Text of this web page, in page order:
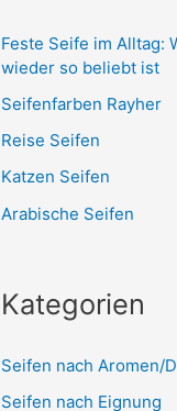
Feste Seife im Alltag:
wieder so beliebt ist
Seifenfarben Rayher
Reise Seifen
Katzen Seifen
Arabische Seifen
Kategorien
Seifen nach Aromen/
Seifen nach Eignung